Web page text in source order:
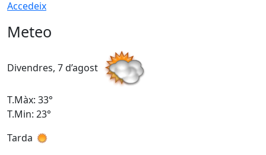
Accedeix
Meteo
Divendres, 7 d’agost
T.Màx: 33°
T.Min: 23°
Tarda